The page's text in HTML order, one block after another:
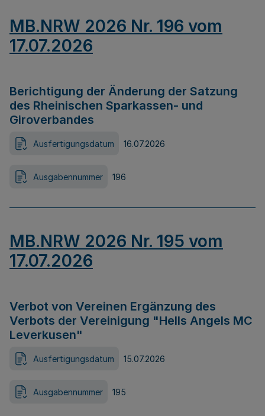
MB.NRW 2026 Nr. 196 vom
17.07.2026
Berichtigung der Änderung der Satzung
des Rheinischen Sparkassen- und
Giroverbandes
Ausfertigungsdatum 16.07.2026
Ausgabennummer 196
MB.NRW 2026 Nr. 195 vom
17.07.2026
Verbot von Vereinen Ergänzung des
Verbots der Vereinigung "Hells Angels MC
Leverkusen"
Ausfertigungsdatum 15.07.2026
Ausgabennummer 195